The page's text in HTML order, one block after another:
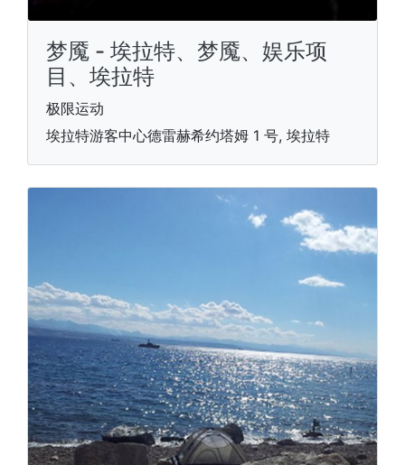
梦魇 - 埃拉特、梦魇、娱乐项
目、埃拉特
极限运动
埃拉特游客中心德雷赫希约塔姆 1 号, 埃拉特